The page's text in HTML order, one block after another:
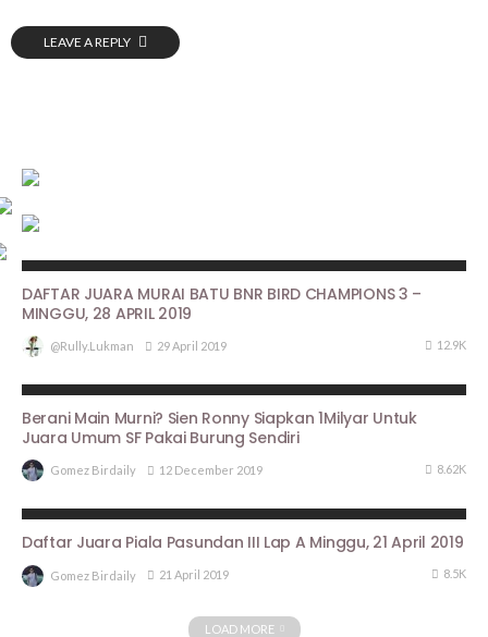
LEAVE A REPLY
DAFTAR JUARA MURAI BATU BNR BIRD CHAMPIONS 3 –
MINGGU, 28 APRIL 2019
@rully.lukman 29 April 2019 12.9K
Berani Main Murni? Sien Ronny Siapkan 1Milyar Untuk
Juara Umum SF Pakai Burung Sendiri
Gomez Birdaily 12 December 2019 8.62K
Daftar Juara Piala Pasundan III Lap A Minggu, 21 April 2019
Gomez Birdaily 21 April 2019 8.5K
LOAD MORE